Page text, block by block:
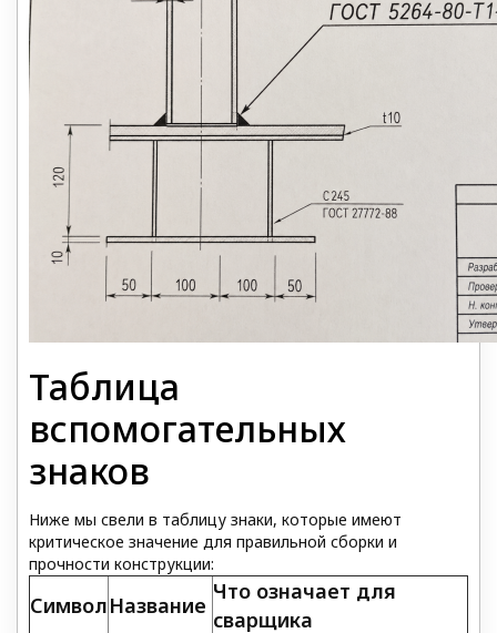
Таблица
вспомогательных
знаков
Ниже мы свели в таблицу знаки, которые имеют
критическое значение для правильной сборки и
прочности конструкции:
СимволНазвание
Что означает для
сварщика